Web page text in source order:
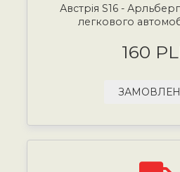
Австрія S16 -
легкового
160